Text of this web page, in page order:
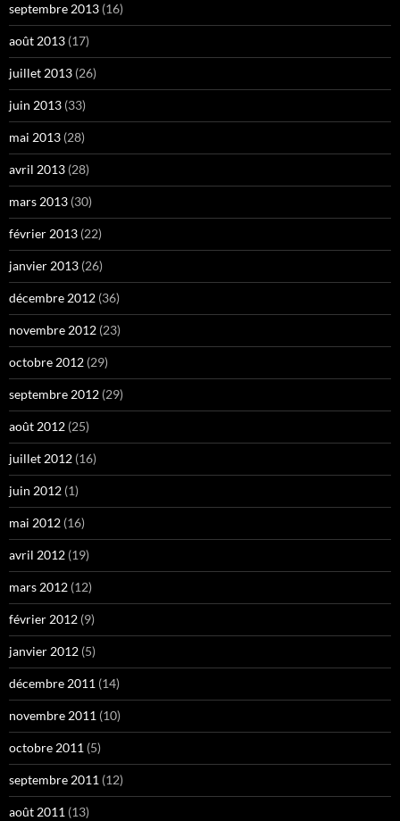
septembre 2013 (16)
août 2013 (17)
juillet 2013 (26)
juin 2013 (33)
mai 2013 (28)
avril 2013 (28)
mars 2013 (30)
février 2013 (22)
janvier 2013 (26)
décembre 2012 (36)
novembre 2012 (23)
octobre 2012 (29)
septembre 2012 (29)
août 2012 (25)
juillet 2012 (16)
juin 2012 (1)
mai 2012 (16)
avril 2012 (19)
mars 2012 (12)
février 2012 (9)
janvier 2012 (5)
décembre 2011 (14)
novembre 2011 (10)
octobre 2011 (5)
septembre 2011 (12)
août 2011 (13)